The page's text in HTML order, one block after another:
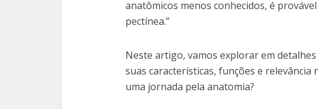
anatômicos menos conhecidos, é
pectínea.”
Neste artigo, vamos explorar em
suas características, funções e
uma jornada pela anatomia?